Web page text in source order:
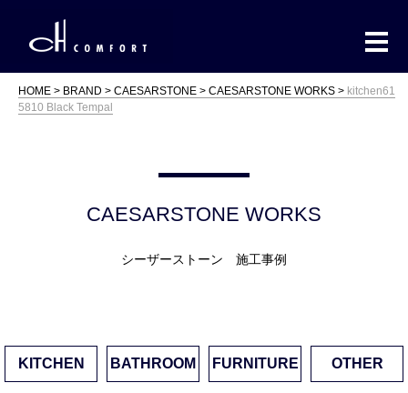
HOME BRAND CAESARSTONE CAESARSTONE WORKS
kitchen61
5810 Black Tempal
CAESARSTONE WORKS
シーザーストーン 施工事例
KITCHEN BATHROOM FURNITURE OTHER